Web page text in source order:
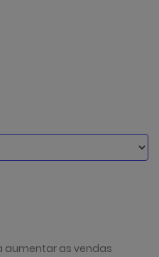
aumentar as vendas